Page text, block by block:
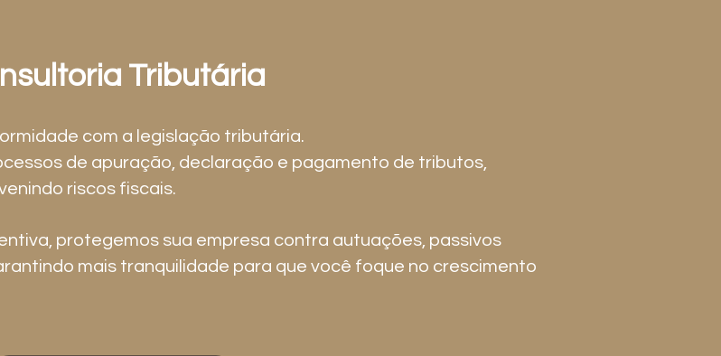
Tributária
com a legislação tributária.
de apuração, declaração e pagamento de tributos,
riscos fiscais.
protegemos sua empresa contra autuações, passivos
mais tranquilidade para que você foque no crescimento